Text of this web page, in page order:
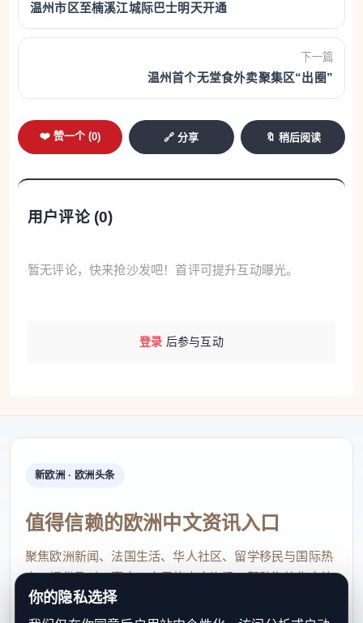
温州市区至楠溪江城际巴士明天开通
下一篇
温州首个无堂食外卖聚集区“出圈”
❤️ 赞一个 (0) 🔗 分享 🔖 稍后阅读
用户评论 (0)
暂无评论，快来抢沙发吧！首评可提升互动曝光。
登录 后参与互动
新欧洲 · 欧洲头条
值得信赖的欧洲中文资讯入口
聚焦欧洲新闻、法国生活、华人社区、留学移民与国际热
点，提供及时、真实、实用的中文资讯，帮助海外华人快
速了解欧洲动态。
你的隐私选择